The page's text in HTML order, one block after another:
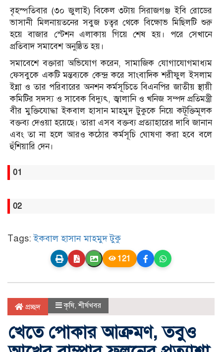
বৃহস্পতিবার (৩০ জুলাই) বিকেল ৩টায় সিরাজগঞ্জ ইবি রোডের
ভাসানী মিলনায়তনের সবুজ চত্বর থেকে বিক্ষোভ মিছিলটি শুরু
হয়ে বাজার স্টেশন এলাকায় গিয়ে শেষ হয়। পরে সেখানে
প্রতিবাদ সমাবেশ অনুষ্ঠিত হয়।
সমাবেশে বক্তারা অভিযোগ করেন, সামাজিক যোগাযোগমাধ্যম
ফেসবুকে একটি মন্তব্যকে কেন্দ্র করে সাংবাদিক শরীফুল ইসলাম
ইন্না ও তার পরিবারের অনশন কর্মসূচিতে বিএনপির জাতীয় স্থায়ী
কমিটির সদস্য ও সাবেক বিদ্যুৎ, জ্বালানি ও খনিজ সম্পদ প্রতিমন্ত্রী
বীর মুক্তিযোদ্ধা ইকবাল হাসান মাহমুদ টুকুকে নিয়ে কটূক্তিমূলক
বক্তব্য দেওয়া হয়েছে। তারা এসব বক্তব্য প্রত্যাহারের দাবি জানান
এবং তা না হলে আরও কঠোর কর্মসূচি ঘোষণা করা হবে বলে
হুঁশিয়ারি দেন।
01
02
Tags:ইকবাল হাসান মাহমুদ টুকু
121
প্রচ্ছদ কৃষি,শীর্ষখবর
খেতে পোকার আক্রমণ, তবুও